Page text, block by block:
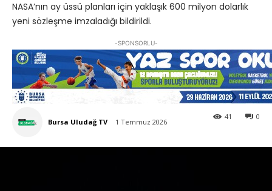
NASA’nın ay üssü planları için yaklaşık 600 milyon dolarlık
yeni sözleşme imzaladığı bildirildi.
-SPONSORLU-
Bursa Uludağ TV 1 Temmuz 2026
0
41